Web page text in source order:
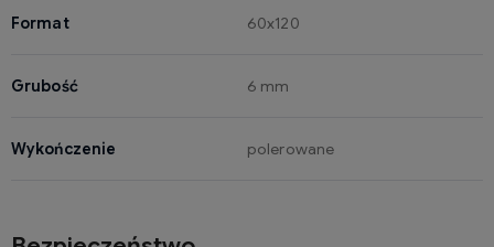
Format 60x120
Grubość 6 mm
Wykończenie polerowane